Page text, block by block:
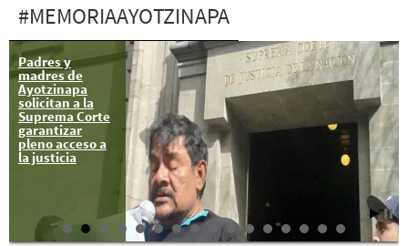
#MEMORIAAYOTZINAPA
Padres y
madres de
Ayotzinapa
solicitan a la
Suprema Corte
garantizar
pleno acceso a
la justicia